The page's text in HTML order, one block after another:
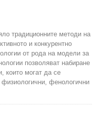
традиционните методи на
и конкурентно
от рода на модели за
позволяват набиране
които могат да се
фенологични